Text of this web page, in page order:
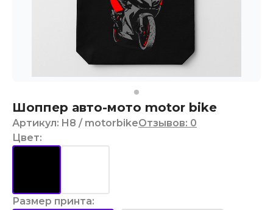
Шоппер авто-мото motor bike
Артикул: H8 / motorbikeОтзывов: 0
Цвет:
Размер принта: